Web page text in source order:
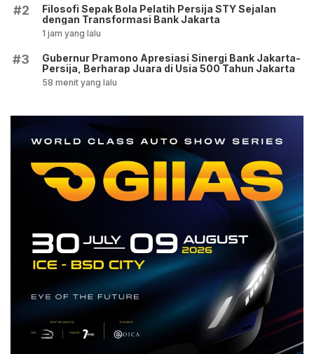
#2
Filosofi Sepak Bola Pelatih Persija STY Sejalan
dengan Transformasi Bank Jakarta
1 jam yang lalu
#3
Gubernur Pramono Apresiasi Sinergi Bank Jakarta-
Persija, Berharap Juara di Usia 500 Tahun Jakarta
58 menit yang lalu